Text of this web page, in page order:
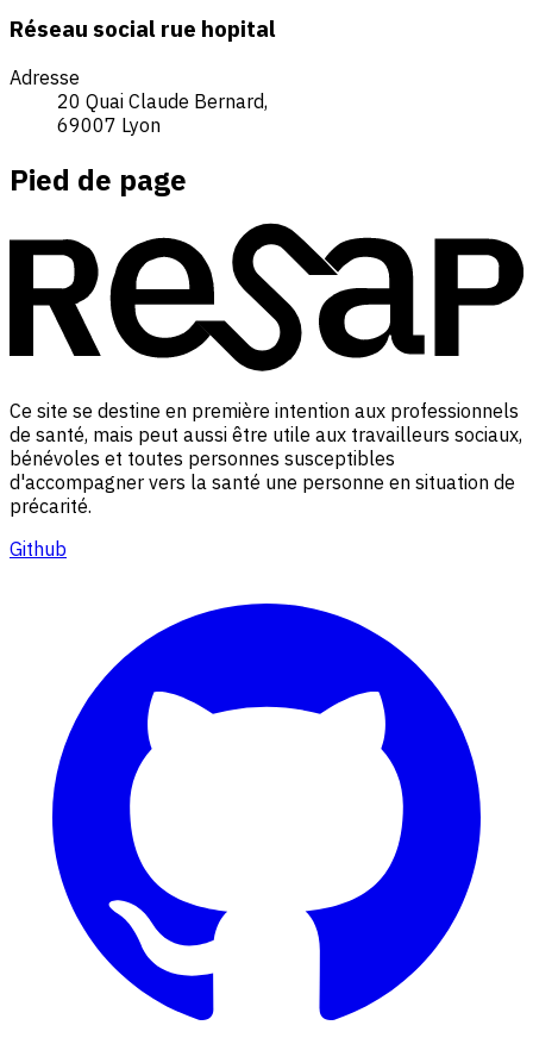
Réseau social rue hopital
Adresse
20 Quai Claude Bernard,
69007 Lyon
Pied de page
Ce site se destine en première intention aux professionnels
de santé, mais peut aussi être utile aux travailleurs sociaux,
bénévoles et toutes personnes susceptibles
d'accompagner vers la santé une personne en situation de
précarité.
Github